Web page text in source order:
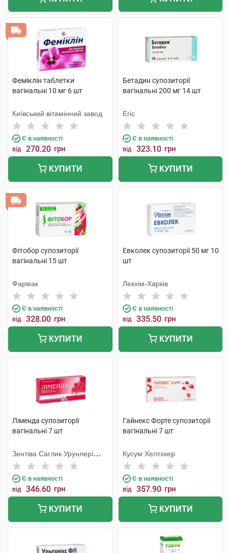
Феміклін таблетки
вагінальні 10 мг 6 шт
Київський вітамінний завод
Є в наявності
від 270.20 грн
КУПИТИ
Бетадин супозиторії
вагінальні 200 мг 14 шт
Егіс
Є в наявності
від 323.10 грн
КУПИТИ
Фітобор супозиторії
вагінальні 15 шт
Фармак
Є в наявності
від 328.00 грн
КУПИТИ
Евколек супозиторії 50 мг 10
шт
Лекхім-Харків
Є в наявності
від 335.50 грн
КУПИТИ
Ліменда супозиторії
вагінальні 7 шт
Зентіва Саглик Урунлері
Санаї ве Тіджарет А.Ш
Є в наявності
від 346.60 грн
КУПИТИ
Гайнекс Форте супозиторії
вагінальні 7 шт
Кусум Хелтхкер
Є в наявності
від 357.90 грн
КУПИТИ